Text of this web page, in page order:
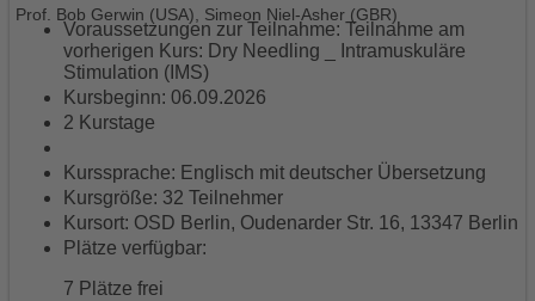
Prof. Bob Gerwin (USA), Simeon Niel-Asher (GBR)
Voraussetzungen zur Teilnahme: Teilnahme am
vorherigen Kurs: Dry Needling _ Intramuskuläre
Stimulation (IMS)
Kursbeginn: 06.09.2026
2 Kurstage
Kurssprache: Englisch mit deutscher Übersetzung
Kursgröße: 32 Teilnehmer
Kursort: OSD Berlin, Oudenarder Str. 16, 13347 Berlin
Plätze verfügbar:
7 Plätze frei